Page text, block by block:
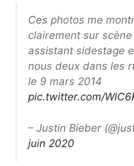
Ces photos me
clairement sur
assistant sidestage
nous deux dans les
le 9 mars 2014
pic.twitter.com/
– Justin Bieber
juin 2020